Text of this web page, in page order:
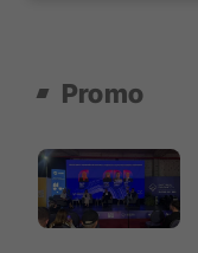
Promo